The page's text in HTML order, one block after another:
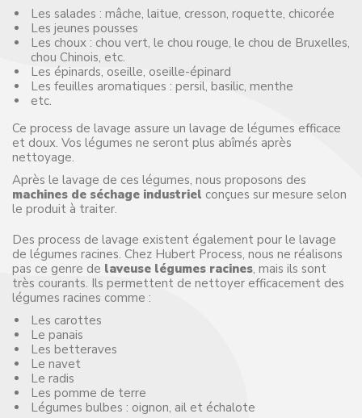
Les salades : mâche, laitue, cresson, roquette, chicorée
Les jeunes pousses
Les choux : chou vert, le chou rouge, le chou de Bruxelles,
chou Chinois, etc.
Les épinards, oseille, oseille-épinard
Les feuilles aromatiques : persil, basilic, menthe
etc.
Ce process de lavage assure un lavage de légumes efficace
et doux. Vos légumes ne seront plus abîmés après
nettoyage.
Après le lavage de ces légumes, nous proposons des
machines de séchage industriel conçues sur mesure selon
le produit à traiter.
Des process de lavage existent également pour le lavage
de légumes racines. Chez Hubert Process, nous ne réalisons
pas ce genre de laveuse légumes racines, mais ils sont
très courants. Ils permettent de nettoyer efficacement des
légumes racines comme :
Les carottes
Le panais
Les betteraves
Le navet
Le radis
Les pomme de terre
Légumes bulbes : oignon, ail et échalote